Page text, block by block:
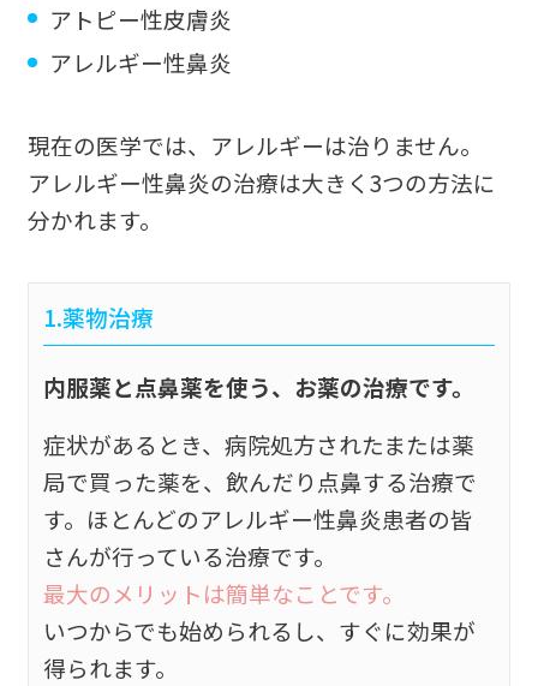
アトピー性皮膚炎
アレルギー性鼻炎
現在の医学では、アレルギーは治りません。
アレルギー性鼻炎の治療は大きく3つの方法に
分かれます。
1.薬物治療
内服薬と点鼻薬を使う、お薬の治療です。
症状があるとき、病院処方されたまたは薬
局で買った薬を、飲んだり点鼻する治療で
す。ほとんどのアレルギー性鼻炎患者の皆
さんが行っている治療です。
最大のメリットは簡単なことです。
いつからでも始められるし、すぐに効果が
得られます。